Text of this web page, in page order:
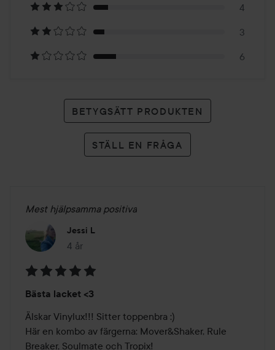
betyg
4
3
6
BETYGSÄTT PRODUKTEN
STÄLL EN FRÅGA
Mest hjälpsamma positiva
Jessi L
4 år
Inlägget skapades 4 år
5
av
5
Bästa lacket <3
Älskar Vinylux!!! Sitter toppenbra :)
Här en kombo av färgerna: Mover&Shaker, Rule
Breaker, Soulmate och Tropix!